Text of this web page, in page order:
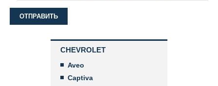
CHEVROLET
Aveo
Captiva